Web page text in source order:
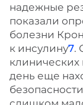
надежные
показали
болезни
к инсулину7.
день еще